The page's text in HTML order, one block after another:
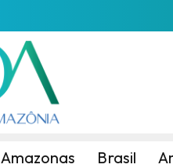
Amazonas Brasil